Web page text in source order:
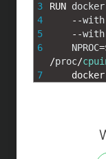
3
4
5
6
7
RUN docker
--with
--with
NPROC=
/proc/
docker